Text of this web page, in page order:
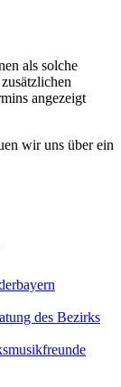
als solche
angezeigt
wir uns über ein
des Bezirks